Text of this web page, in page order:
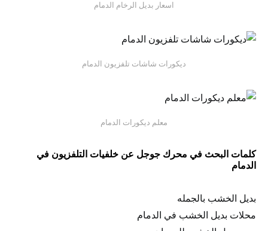
اسعار بديل الرخام الدمام
ديكورات شاشات تلفزيون الدمام
معلم ديكورات الدمام
كلمات البحث في محرك جوجل عن خلفيات التلفزيون في
الدمام
بديل الخشب بالجمله
محلات بديل الخشب في الدمام